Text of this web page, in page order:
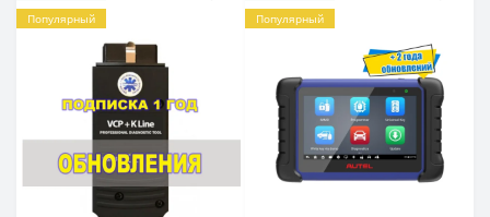
Популярный
Популярный